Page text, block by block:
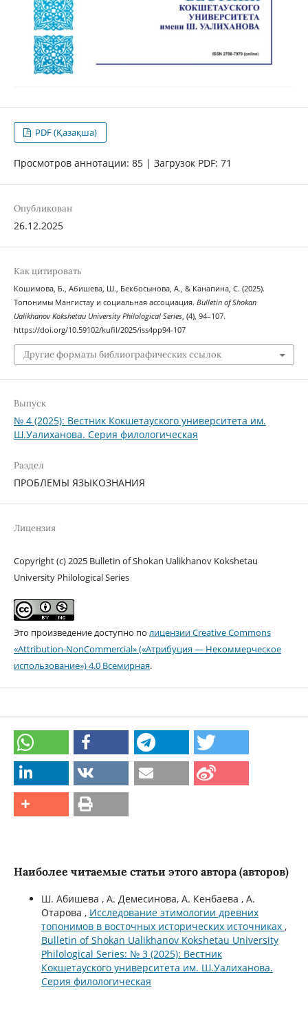
PDF (Қазақша)
Просмотров аннотации: 85 | Загрузок PDF: 71
Опубликован
26.12.2025
Как цитировать
Кошимова, Б., Абишева, Ш., Бекбосынова, А., & Канапина, С. (2025).
Топонимы Мангистау и социальная ассоциация. Bulletin of Shokan
Ualikhanov Kokshetau University Philological Series, (4), 94–107.
https://doi.org/10.59102/kufil/2025/iss4pp94-107
Другие форматы библиографических ссылок
Выпуск
№ 4 (2025): Вестник Кокшетауского университета им.
Ш.Уалиханова. Серия филологическая
Раздел
ПРОБЛЕМЫ ЯЗЫКОЗНАНИЯ
Лицензия
Copyright (c) 2025 Bulletin of Shokan Ualikhanov Kokshetau
University Philological Series
Это произведение доступно по лицензии Creative Commons
«Attribution-NonCommercial» («Атрибуция — Некоммерческое
использование») 4.0 Всемирная.
Наиболее читаемые статьи этого автора (авторов)
Ш. Абишева , А. Демесинова, А. Кенбаева , А.
Отарова , Исследование этимологии древних
топонимов в восточных исторических источниках ,
Bulletin of Shokan Ualikhanov Kokshetau University
Philological Series: № 3 (2025): Вестник
Кокшетауского университета им. Ш.Уалиханова.
Серия филологическая